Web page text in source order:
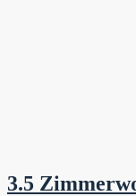
3.5